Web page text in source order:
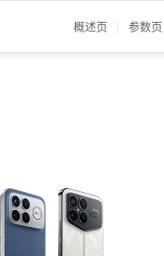
概述页 参数页